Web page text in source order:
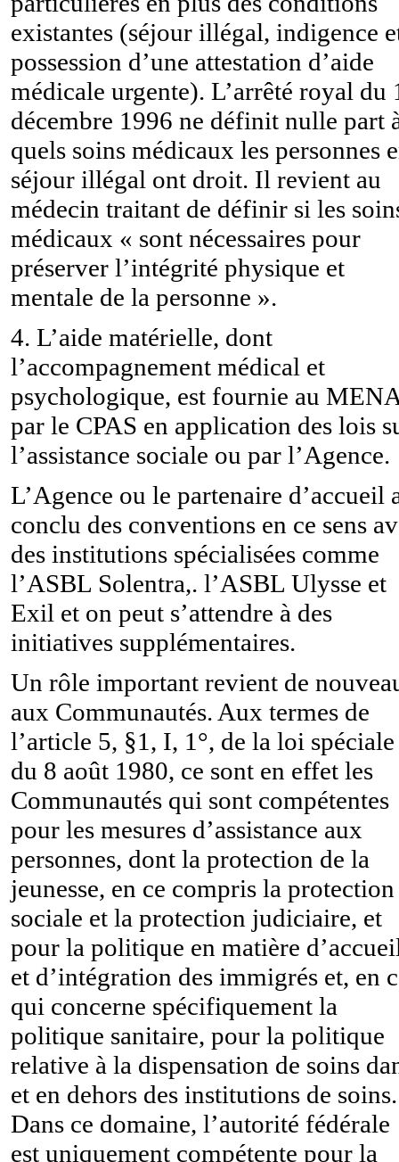
existantes (séjour illégal, indigence
possession d’une attestation d’aide
médicale urgente). L’arrêté royal du
décembre 1996 ne définit nulle part
quels soins médicaux les personnes
séjour illégal ont droit. Il revient au
médecin traitant de définir si les
médicaux « sont nécessaires pour
préserver l’intégrité physique et
mentale de la personne ».
4. L’aide matérielle, dont
l’accompagnement médical et
psychologique, est fournie au
par le CPAS en application des lois
l’assistance sociale ou par l’Agence.
L’Agence ou le partenaire d’accueil
conclu des conventions en ce sens
des institutions spécialisées comme
l’ASBL Solentra,. l’ASBL Ulysse et
Exil et on peut s’attendre à des
initiatives supplémentaires.
Un rôle important revient de
aux Communautés. Aux termes de
l’article 5, §1, I, 1°, de la loi spéciale
du 8 août 1980, ce sont en effet les
Communautés qui sont compétentes
pour les mesures d’assistance aux
personnes, dont la protection de la
jeunesse, en ce compris la protection
sociale et la protection judiciaire, et
pour la politique en matière
et d’intégration des immigrés et, en
qui concerne spécifiquement la
politique sanitaire, pour la politique
relative à la dispensation de soins
et en dehors des institutions de soins.
Dans ce domaine, l’autorité fédérale
est uniquement compétente pour la